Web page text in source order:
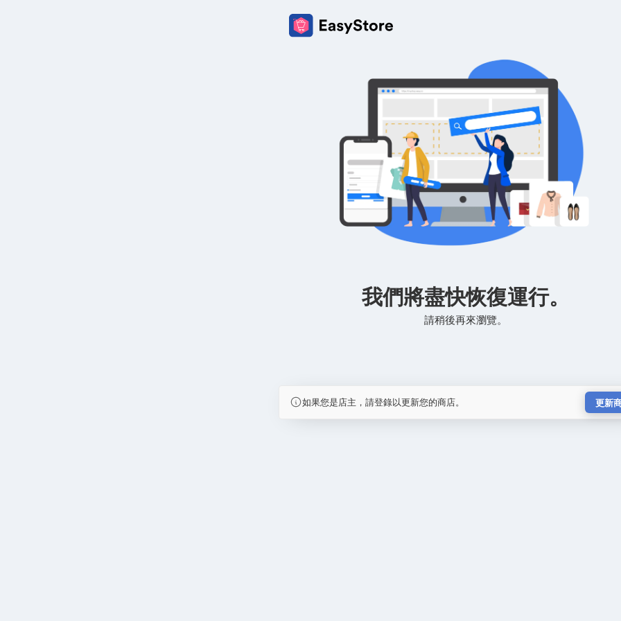
我們將盡快恢復運行。
請稍後再來瀏覽。
如果您是店主，請登錄以更新您的商店。 更新